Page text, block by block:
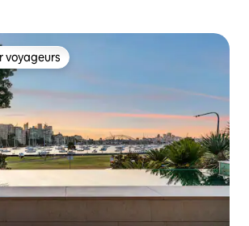
les plus appréciés
voyageurs